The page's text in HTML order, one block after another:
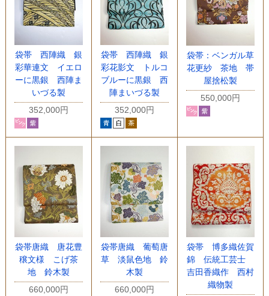
袋帯 西陣織 銀
彩華連文 イエロ
ーに黒銀 西陣ま
いづる製
352,000円
袋帯 西陣織 銀
彩花影文 トルコ
ブルーに黒銀 西
陣まいづる製
352,000円
袋帯：ベンガル草
花更紗 茶地 帯
屋捨松製
550,000円
袋帯唐織 唐花豊
穣文様 こげ茶
地 鈴木製
660,000円
袋帯唐織 葡萄唐
草 淡鼠色地 鈴
木製
660,000円
袋帯 博多織佐賀
錦 伝統工芸士
吉田香織作 西村
織物製